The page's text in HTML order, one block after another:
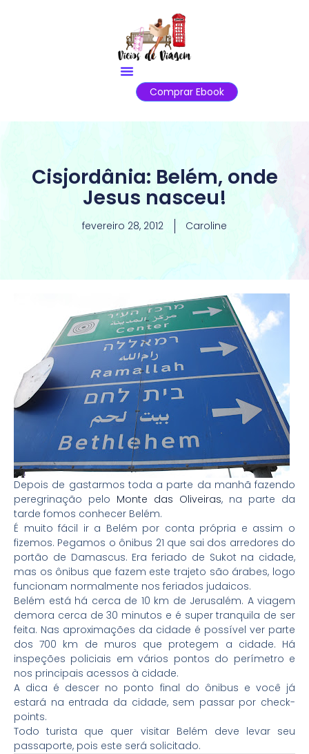
Comprar Ebook
Cisjordânia: Belém, onde
Jesus nasceu!
fevereiro 28, 2012 Caroline
Depois de gastarmos toda a parte da manhã fazendo
peregrinação pelo Monte das Oliveiras, na parte da
tarde fomos conhecer Belém.
É muito fácil ir a Belém por conta própria e assim o
fizemos. Pegamos o ônibus 21 que sai dos arredores do
portão de Damascus. Era feriado de Sukot na cidade,
mas os ônibus que fazem este trajeto são árabes, logo
funcionam normalmente nos feriados judaicos.
Belém está há cerca de 10 km de Jerusalém. A viagem
demora cerca de 30 minutos e é super tranquila de ser
feita. Nas aproximações da cidade é possível ver parte
dos 700 km de muros que protegem a cidade. Há
inspeções policiais em vários pontos do perímetro e
nos principais acessos à cidade.
A dica é descer no ponto final do ônibus e você já
estará na entrada da cidade, sem passar por check-
points.
Todo turista que quer visitar Belém deve levar seu
passaporte, pois este será solicitado.